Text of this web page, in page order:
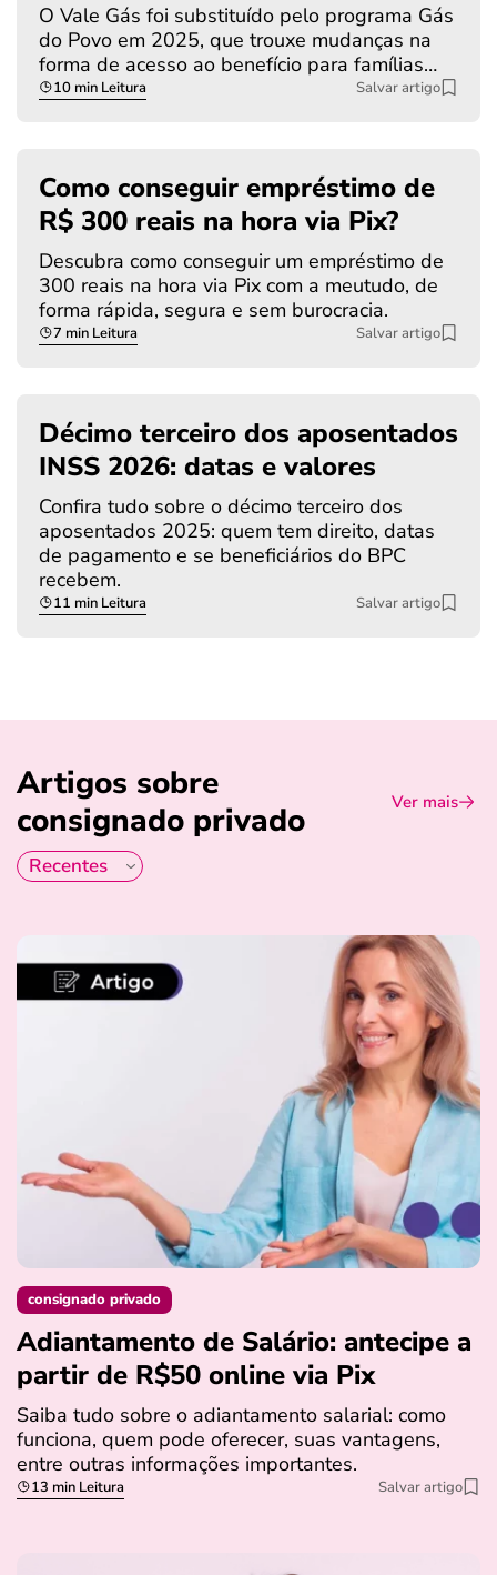
O Vale Gás foi substituído pelo programa Gás
do Povo em 2025, que trouxe mudanças na
forma de acesso ao benefício para famílias…
10 min Leitura Salvar artigo
Como conseguir empréstimo de
R$ 300 reais na hora via Pix?
Descubra como conseguir um empréstimo de
300 reais na hora via Pix com a meutudo, de
forma rápida, segura e sem burocracia.
7 min Leitura Salvar artigo
Décimo terceiro dos aposentados
INSS 2026: datas e valores
Confira tudo sobre o décimo terceiro dos
aposentados 2025: quem tem direito, datas
de pagamento e se beneficiários do BPC
recebem.
11 min Leitura Salvar artigo
Artigos sobre
consignado privado
Ver mais
consignado privado
Adiantamento de Salário: antecipe a
partir de R$50 online via Pix
Saiba tudo sobre o adiantamento salarial: como
funciona, quem pode oferecer, suas vantagens,
entre outras informações importantes.
13 min Leitura Salvar artigo